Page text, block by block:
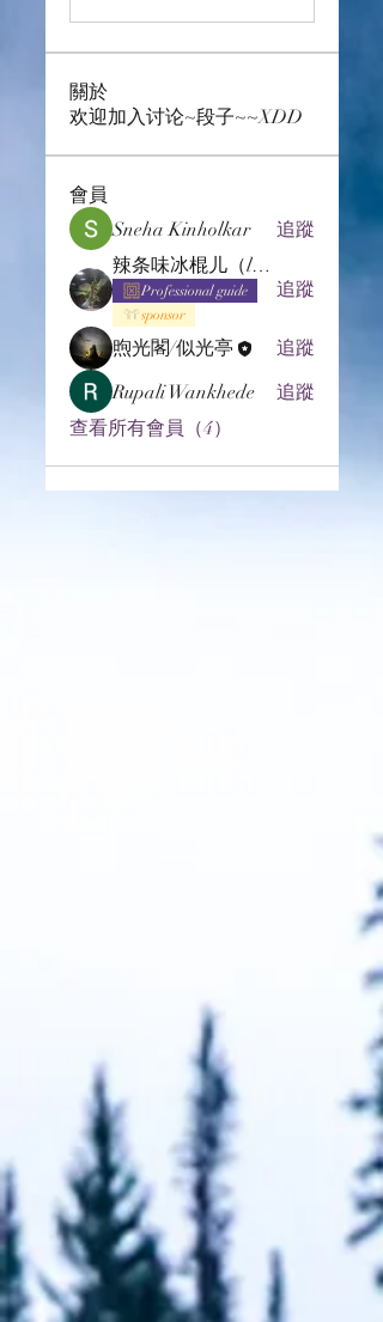
關於
欢迎加入讨论~段子~~XDD
會員
Sneha Kinholkar
追蹤
辣条味冰棍儿（lof别玩了要氪金的）
Professional guide
sponsor
追蹤
煦光閣/似光亭
追蹤
Rupali Wankhede
追蹤
查看所有會員（4）